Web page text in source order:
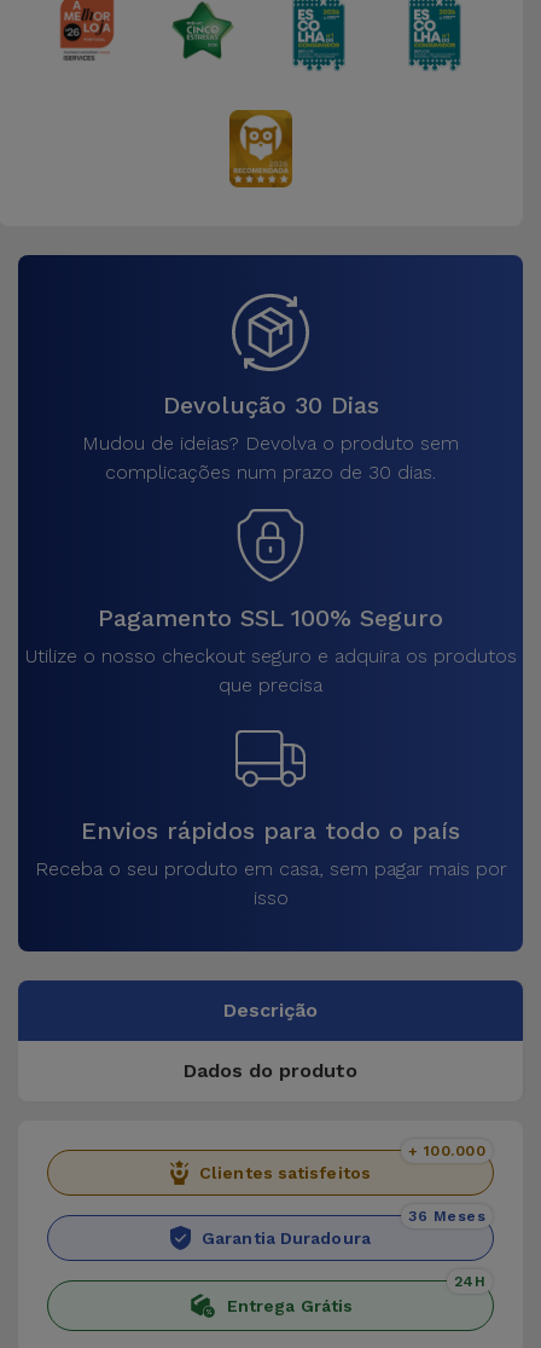
Tablet
Devolução 30 Dias
Mudou de ideias? Devolva o produto sem
complicações num prazo de 30 dias.
Pagamento SSL 100% Seguro
Utilize o nosso checkout seguro e adquira os produtos
que precisa
Envios rápidos para todo o país
Receba o seu produto em casa, sem pagar mais por
isso
Descrição
Dados do produto
Clientes satisfeitos
+ 100.000
Garantia Duradoura
36 Meses
Entrega Grátis
24H